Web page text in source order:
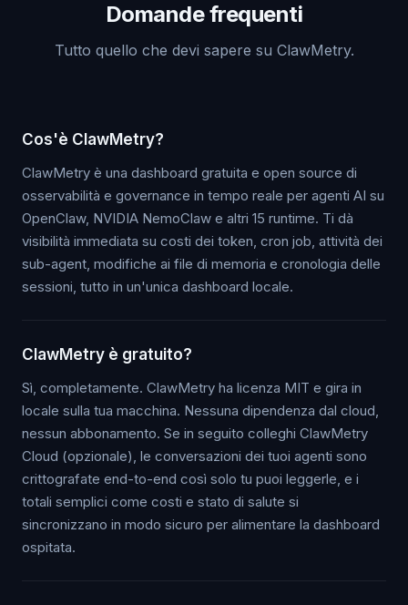
Domande frequenti
Tutto quello che devi sapere su ClawMetry.
Cos'è ClawMetry?
ClawMetry è una dashboard gratuita e open source di
osservabilità e governance in tempo reale per agenti AI su
OpenClaw, NVIDIA NemoClaw e altri 15 runtime. Ti dà
visibilità immediata su costi dei token, cron job, attività dei
sub-agent, modifiche ai file di memoria e cronologia delle
sessioni, tutto in un'unica dashboard locale.
ClawMetry è gratuito?
Sì, completamente. ClawMetry ha licenza MIT e gira in
locale sulla tua macchina. Nessuna dipendenza dal cloud,
nessun abbonamento. Se in seguito colleghi ClawMetry
Cloud (opzionale), le conversazioni dei tuoi agenti sono
crittografate end-to-end così solo tu puoi leggerle, e i
totali semplici come costi e stato di salute si
sincronizzano in modo sicuro per alimentare la dashboard
ospitata.